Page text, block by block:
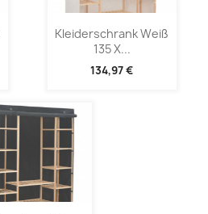
Kleiderschrank Weiß
135 X...
134,97 €